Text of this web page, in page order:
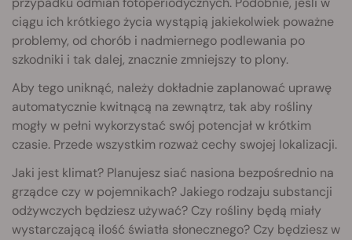
ciągu ich krótkiego życia wystąpią jakiekolwiek poważne
problemy, od chorób i nadmiernego podlewania po
szkodniki i tak dalej, znacznie zmniejszy to plony.
Aby tego uniknąć, należy dokładnie zaplanować uprawę
automatycznie kwitnącą na zewnątrz, tak aby rośliny
mogły w pełni wykorzystać swój potencjał w krótkim
czasie. Przede wszystkim rozważ cechy swojej lokalizacji.
Jaki jest klimat? Planujesz siać nasiona bezpośrednio na
grządce czy w pojemnikach? Jakiego rodzaju substancji
odżywczych będziesz używać? Czy rośliny będą miały
wystarczającą ilość światła słonecznego? Czy będziesz w